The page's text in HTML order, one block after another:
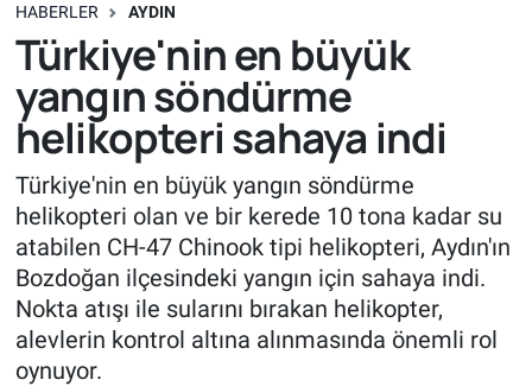
HABERLER AYDIN
Türkiye'nin en büyük
yangın söndürme
helikopteri sahaya indi
Türkiye'nin en büyük yangın söndürme
helikopteri olan ve bir kerede 10 tona kadar su
atabilen CH-47 Chinook tipi helikopteri, Aydın'ın
Bozdoğan ilçesindeki yangın için sahaya indi.
Nokta atışı ile sularını bırakan helikopter,
alevlerin kontrol altına alınmasında önemli rol
oynuyor.
Süper Lig Puan Durumu ve Fikstür
Tüm Manşetler
Son Dakika Haberleri
Haber Arşivi